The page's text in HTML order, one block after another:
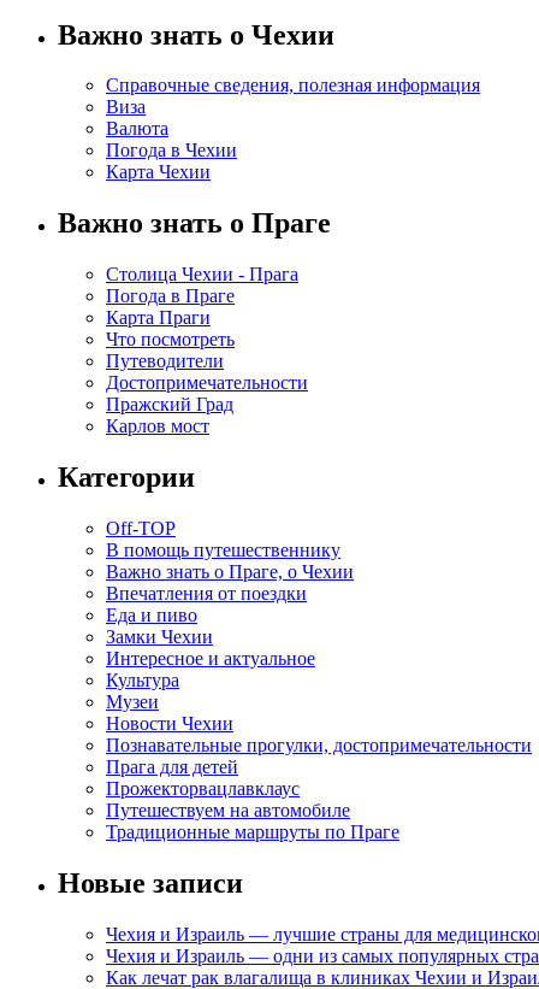
Важно знать о Чехии
Справочные сведения, полезная информация
Виза
Валюта
Погода в Чехии
Карта Чехии
Важно знать о Праге
Столица Чехии - Прага
Погода в Праге
Карта Праги
Что посмотреть
Путеводители
Достопримечательности
Пражский Град
Карлов мост
Категории
Off-TOP
В помощь путешественнику
Важно знать о Праге, о Чехии
Впечатления от поездки
Еда и пиво
Замки Чехии
Интересное и актуальное
Культура
Музеи
Новости Чехии
Познавательные прогулки, достопримечательности
Прага для детей
Прожекторвацлавклаус
Путешествуем на автомобиле
Традиционные маршруты по Праге
Новые записи
Чехия и Израиль — лучшие страны для
Чехия и Израиль — одни из самых популярных
Как лечат рак влагалища в клиниках Чехии и